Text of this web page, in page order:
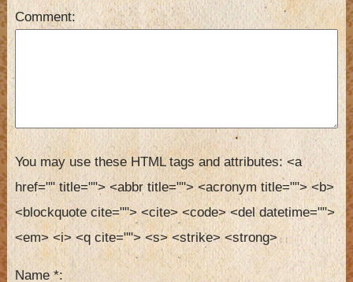
Comment
You may use these HTML tags and attributes:<a
href="" title=""> <abbr title=""> <acronym title=""> <b>
<blockquote cite=""> <cite> <code> <del datetime="">
<em> <i> <q cite=""> <s> <strike> <strong>
Name*